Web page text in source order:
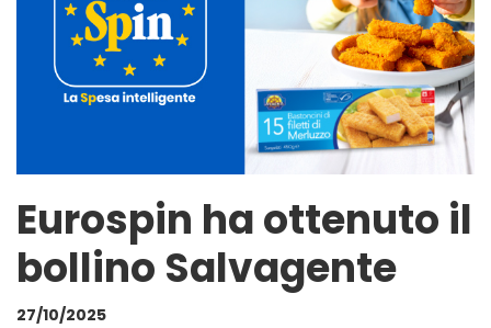
Eurospin ha ottenuto il
bollino Salvagente
27/10/2025